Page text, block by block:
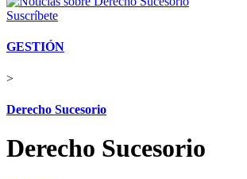
Suscríbete
GESTIÓN
>
Derecho Sucesorio
Derecho Sucesorio